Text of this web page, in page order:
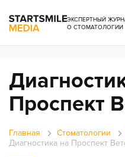
ЭКСПЕРТНЫЙ
О СТОМАТОЛОГИИ
Проспект
Главная Стоматологии
Диагностика на Проспект